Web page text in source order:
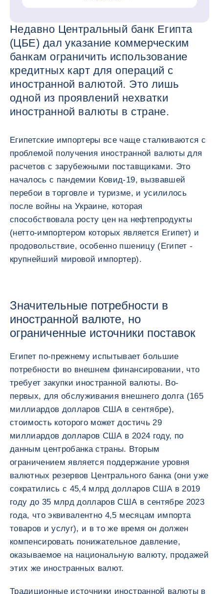
Недавно Центральный банк Египта
(ЦБЕ) дал указание коммерческим
банкам ограничить использование
кредитных карт для операций с
иностранной валютой. Это лишь
одной из проявлений нехватки
иностранной валюты в стране.
Египетские импортеры все чаще сталкиваются с
проблемой получения иностранной валюты для
расчетов с зарубежными поставщиками. Это
началось с пандемии Ковид-19, вызвавшей
перебои в торговле и туризме, и усилилось
после войны на Украине, которая
способствовала росту цен на нефтепродукты
(нетто-импортером которых является Египет) и
продовольствие, особенно пшеницу (Египет -
крупнейший мировой импортер).
Значительные потребности в
иностранной валюте, но
ограниченные источники поставок
Египет по-прежнему испытывает большие
потребности во внешнем финансировании, что
требует закупки иностранной валюты. Во-
первых, для обслуживания внешнего долга (165
миллиардов долларов США в сентябре),
стоимость которого может достичь 29
миллиардов долларов США в 2024 году, по
данным центробанка страны. Вторым
ограничением является поддержание уровня
валютных резервов Центрального банка (они уже
сократились с 45,4 млрд долларов США в 2019
году до 35 млрд долларов США в сентябре 2023
года, что эквивалентно 4,5 месяцам импорта
товаров и услуг), и в то же время он должен
компенсировать понижательное давление,
оказываемое на национальную валюту, продажей
этих же иностранных валют.
Традиционные источники иностранной валюты в